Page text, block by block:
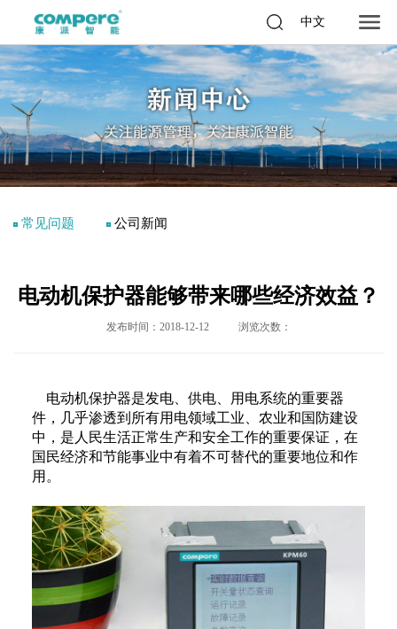
中文
常见问题 公司新闻
电动机保护器能够带来哪些经济效益？
发布时间：2018-12-12 浏览次数：
电动机保护器是发电、供电、用电系统的重要器
件，几乎渗透到所有用电领域工业、农业和国防建设
中，是人民生活正常生产和安全工作的重要保证，在
国民经济和节能事业中有着不可替代的重要地位和作
用。